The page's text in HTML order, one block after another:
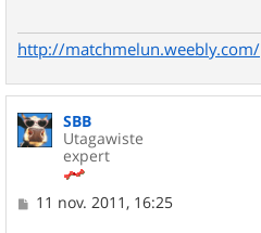
http://matchmelun.weebly.com/
SBB
Utagawiste
expert
M11 nov. 2011, 16:25